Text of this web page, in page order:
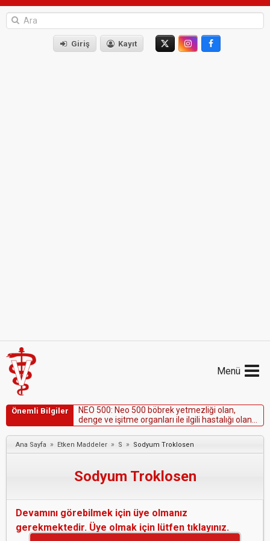
Giriş Kayıt
Menü
Önemli Bilgiler N EO 500: Neo 500 böbrekyetmez iği o an,
denge ve işitme organ arı i e i gi i hasta ığı o an
hayvanlardakullanılmasıkontrendikedir.
Ana Sayfa » Etken Maddeler » S » Sodyum Troklosen
Sodyum Troklosen
Devamını görebilmek için üye olmanız
gerekmektedir. Üye olmak için lütfen tıklayınız.